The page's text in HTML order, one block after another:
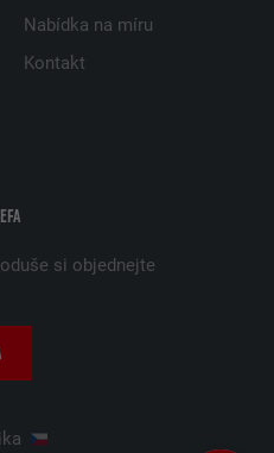
si objednejte
Nabídka na míru
Kontakt